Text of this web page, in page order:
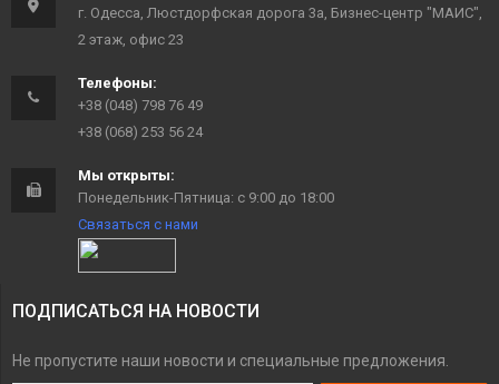
г. Одесса, Люстдорфская дорога 3а, Бизнес-центр "МАИС",
2 этаж, офис 23
Телефоны:
+38 (048) 798 76 49
+38 (068) 253 56 24
Мы открыты:
Понедельник-Пятница: с 9:00 до 18:00
Связаться с нами
ПОДПИСАТЬСЯ НА НОВОСТИ
Не пропустите наши новости и специальные предложения.